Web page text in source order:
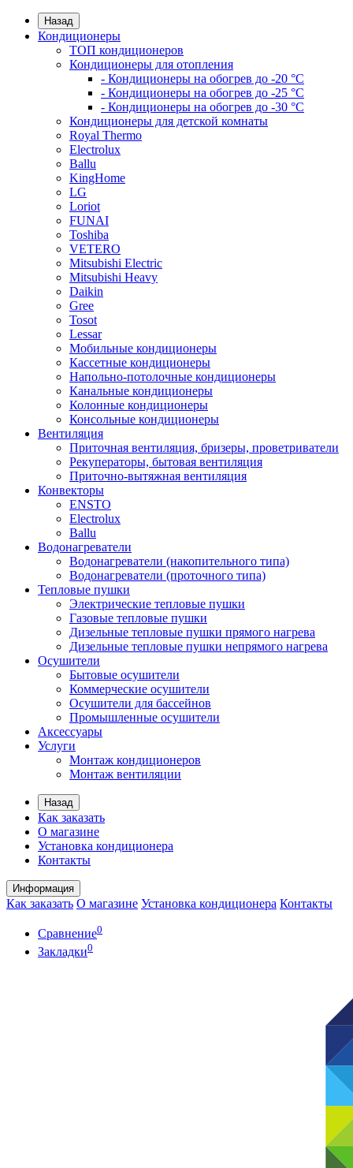
Назад
Кондиционеры
ТОП кондиционеров
Кондиционеры для отопления
- Кондиционеры на обогрев до -20 °C
- Кондиционеры на обогрев до -25 °C
- Кондиционеры на обогрев до -30 °C
Кондиционеры для детской комнаты
Royal Thermo
Electrolux
Ballu
KingHome
LG
Loriot
FUNAI
Toshiba
VETERO
Mitsubishi Electric
Mitsubishi Heavy
Daikin
Gree
Tosot
Lessar
Мобильные кондиционеры
Кассетные кондиционеры
Напольно-потолочные кондиционеры
Канальные кондиционеры
Колонные кондиционеры
Консольные кондиционеры
Вентиляция
Приточная вентиляция, бризеры, проветриватели
Рекуператоры, бытовая вентиляция
Приточно-вытяжная вентиляция
Конвекторы
ENSTO
Electrolux
Ballu
Водонагреватели
Водонагреватели (накопительного типа)
Водонагреватели (проточного типа)
Тепловые пушки
Электрические тепловые пушки
Газовые тепловые пушки
Дизельные тепловые пушки прямого нагрева
Дизельные тепловые пушки непрямого нагрева
Осушители
Бытовые осушители
Коммерческие осушители
Осушители для бассейнов
Промышленные осушители
Аксессуары
Услуги
Монтаж кондиционеров
Монтаж вентиляции
Назад
Как заказать
О магазине
Установка кондиционера
Контакты
Информация
Как заказать О магазине Установка кондиционера Контакты
Сравнение0
Закладки0